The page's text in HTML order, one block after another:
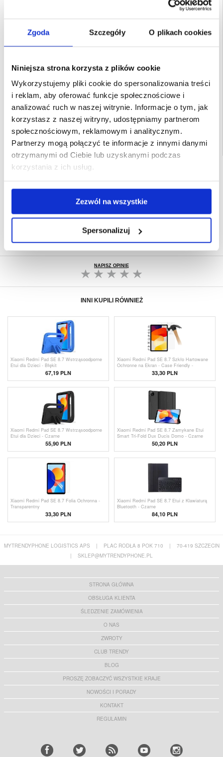
Zgoda Szczegóły O plikach cookies
Niniejsza strona korzysta z plików cookie
Wykorzystujemy pliki cookie do spersonalizowania treści
i reklam, aby oferować funkcje społecznościowe i
analizować ruch w naszej witrynie. Informacje o tym, jak
korzystasz z naszej witryny, udostępniamy partnerom
społecznościowym, reklamowym i analitycznym.
Partnerzy mogą połączyć te informacje z innymi danymi
otrzymanymi od Ciebie lub uzyskanymi podczas
korzystania z ich usług.
Zezwól na wszystkie
Spersonalizuj
- Odporne na wstrząsy etui dla dzieci do tabletu Xiaomi Redmi Pad SE 8.7
- Chroni przed uderzeniami, dzięki czemu jest bezpieczne dla bawiących się
- To interesujące etui zapewnia łatwy dostęp do wszystkich portów
- Tworzywo: przyjazne dla środowiska i nietoksyczne tworzywo EVA
Opakowanie:Zastępcze
EAN: 5714122495648
Powiązane kategorie:Akcesoria do tabletów i iPada,Etui & Akcesoria do
tabletów,Etui & Akcesoria do tabletu Xiaomi,Xiaomi Redmi Pad SE 8.7 Etui &
Akcesoria
SZYBKA DOSTAWA
OBSŁUGA TELEFONICZNA
30-DNIOWA POLITYKA ZWROTU
PONAD 8 000 000 ZADOWOLONYCH
NAPISZ OPINIĘ
INNI KUPILI RÓWNIEŻ
Xiaomi Redmi Pad SE 8.7 Wstrząsoodporne
Etui dla Dzieci - Błękit
67,19 PLN
Xiaomi Redmi Pad SE 8.7 Szkło Hartowane
Ochronne na Ekran - Case Friendly -
33,30 PLN
Xiaomi Redmi Pad SE 8.7 Wstrząsoodporne
Etui dla Dzieci - Czarne
55,90 PLN
Xiaomi Redmi Pad SE 8.7 Zamykane Etui
Smart Tri-Fold Dux Ducis Domo - Czarne
50,20 PLN
Xiaomi Redmi Pad SE 8.7 Folia Ochronna -
Transparentny
33,30 PLN
Xiaomi Redmi Pad SE 8.7 Etui z Klawiaturą
Bluetooth - Czarne
84,10 PLN
MYTRENDYPHONE LOGISTICS APS | PLAC RODŁA 8 POK 710 |
70-419 SZCZECIN
|
SKLEP@MYTRENDYPHONE.PL
STRONA GŁÓWNA
OBSŁUGA KLIENTA
ŚLEDZENIE ZAMÓWIENIA
O NAS
ZWROTY
CLUB TRENDY
BLOG
PROSZĘ ZOBACZYĆ WSZYSTKIE KRAJE
NOWOŚCI I PORADY
KONTAKT
REGULAMIN